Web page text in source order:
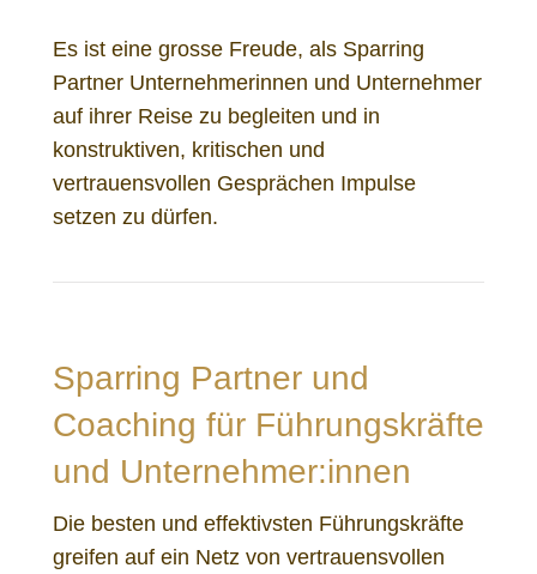
Es ist eine grosse Freude, als Sparring
Partner Unternehmerinnen und Unternehmer
auf ihrer Reise zu begleiten und in
konstruktiven, kritischen und
vertrauensvollen Gesprächen Impulse
setzen zu dürfen.
Sparring Partner und
Coaching für Führungskräfte
und Unternehmer:innen
Die besten und effektivsten Führungskräfte
greifen auf ein Netz von vertrauensvollen